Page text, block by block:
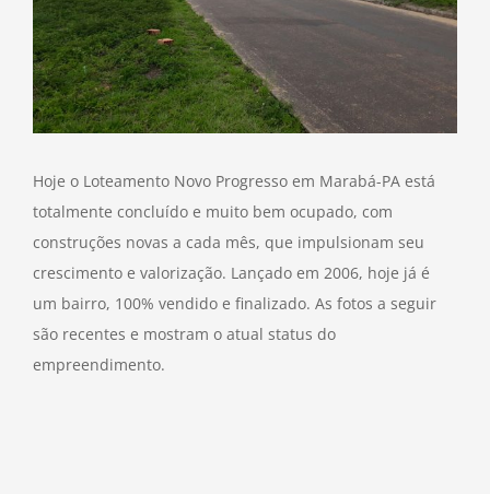
Hoje o Loteamento Novo Progresso em Marabá-PA está
totalmente concluído e muito bem ocupado, com
construções novas a cada mês, que impulsionam seu
crescimento e valorização. Lançado em 2006, hoje já é
um bairro, 100% vendido e finalizado. As fotos a seguir
são recentes e mostram o atual status do
empreendimento.